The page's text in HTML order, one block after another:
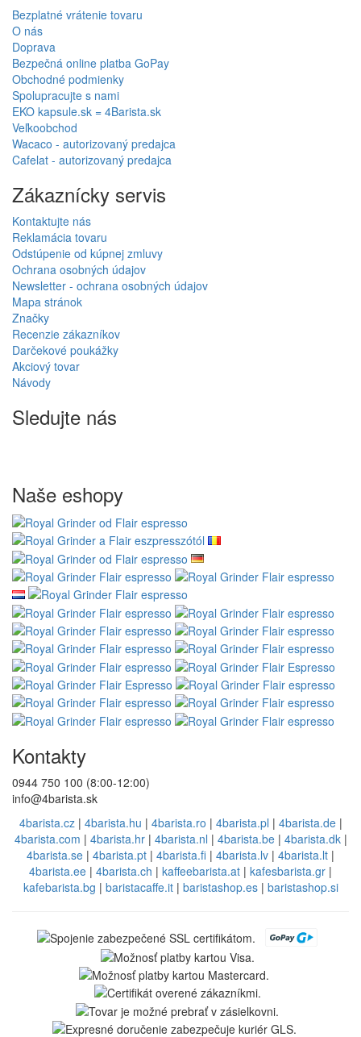
Bezplatné vrátenie tovaru
O nás
Doprava
Bezpečná online platba GoPay
Obchodné podmienky
Spolupracujte s nami
EKO kapsule.sk = 4Barista.sk
Veľkoobchod
Wacaco - autorizovaný predajca
Cafelat - autorizovaný predajca
Zákaznícky servis
Kontaktujte nás
Reklamácia tovaru
Odstúpenie od kúpnej zmluvy
Ochrana osobných údajov
Newsletter - ochrana osobných údajov
Mapa stránok
Značky
Recenzie zákazníkov
Darčekové poukážky
Akciový tovar
Návody
Sledujte nás
Naše eshopy
Kontakty
0944 750 100 (8:00-12:00)
info@4barista.sk
4barista.cz| 4barista.hu | 4barista.ro | 4barista.pl | 4barista.de|
4barista.com | 4barista.hr| 4barista.nl | 4barista.be| 4barista.dk|
4barista.se | 4barista.pt | 4barista.fi | 4barista.lv | 4barista.lt |
4barista.ee | 4barista.ch | kaffeebarista.at | kafesbarista.gr |
kafebarista.bg | baristacaffe.it| baristashop.es| baristashop.si